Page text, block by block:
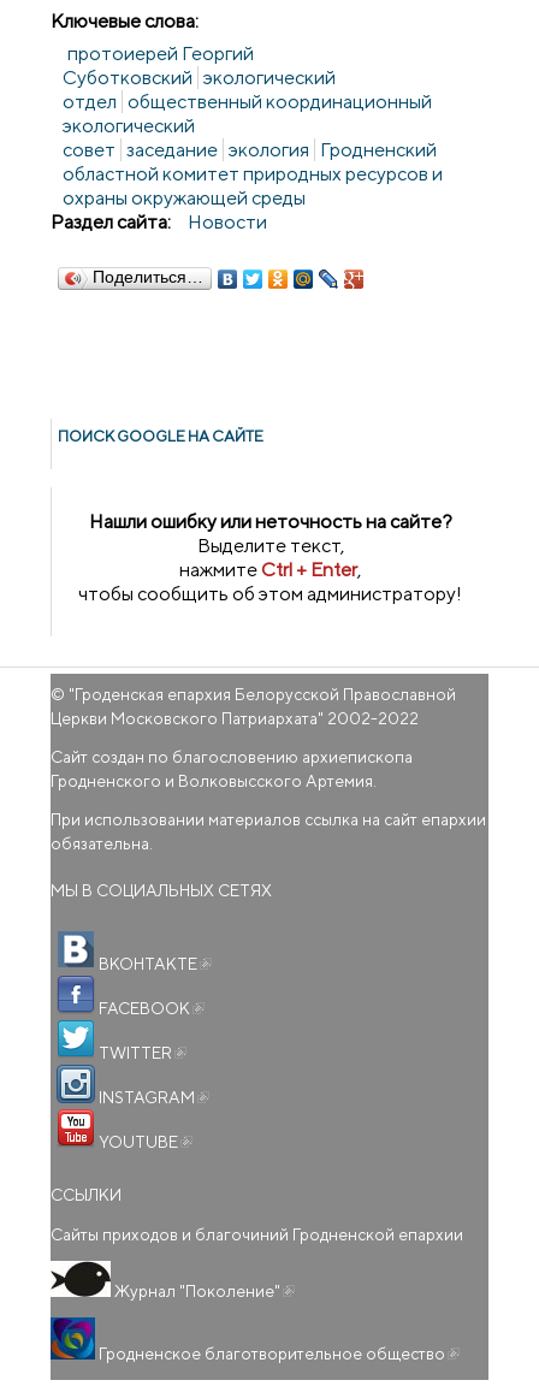
Ключевые слова:
протоиерей Георгий
Суботковский экологический
отдел общественный координационный
экологический
совет заседание экология Гродненский
областной комитет природных ресурсов и
охраны окружающей среды
Раздел сайта:
Новости
Поделиться…
ПОИСК GOОGLE НА САЙТЕ
Нашли ошибку или неточность на сайте?
Выделите текст,
нажмитеCtrl + Enter,
чтобы сообщить об этом администратору!
© "Гроденская епархия Белорусской Православной
Церкви Московского Патриархата" 2002-2022
Сайт создан по благословению архиепископа
Гродненского и Волковысского Артемия.
При использовании материалов ссылка на сайт епархии
обязательна.
МЫ В СОЦИАЛЬНЫХ СЕТЯХ
ВКОНТАКТЕ
FACEBOOK
TWITTER
INSTAGRAM
YOUTUBE
ССЫЛКИ
Сайты приходов и благочиний Гродненской епархии
Журнал "Поколение"
Гродненское благотворительное общество ссылка)